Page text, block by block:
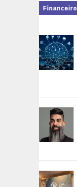
Financeiro